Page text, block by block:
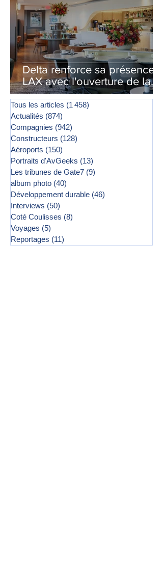
Delta renforce sa présence à
LAX avec l'ouverture de la
première phase d'un second
salon Delta One
Tous les articles (1 458)
Actualités (874)
Compagnies (942)
Constructeurs (128)
Aéroports (150)
Portraits d'AvGeeks (13)
Les tribunes de Gate7 (9)
album photo (40)
Développement durable (46)
Interviews (50)
Coté Coulisses (8)
Voyages (5)
Reportages (11)